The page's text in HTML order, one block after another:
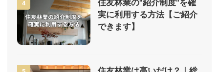
4
住友林業の"紹介制度"を確
実に利用する方法【ご紹介
できます】